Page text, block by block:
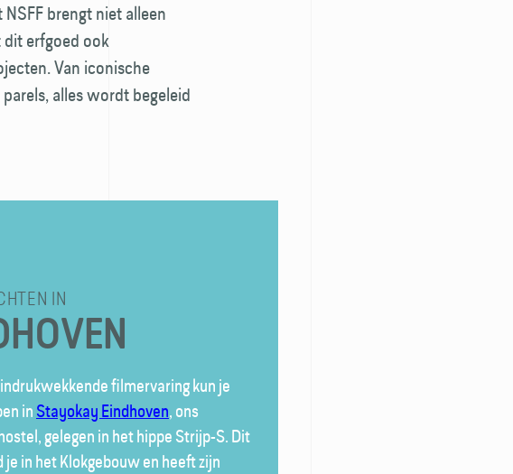
brengt niet alleen
erfgoed ook
Van iconische
alles wordt begeleid
IN
indrukwekkende filmervaring kun je
inStayokay Eindhoven, ons
gelegen in het hippe Strijp-S. Dit
je in het Klokgebouw en heeft zijn